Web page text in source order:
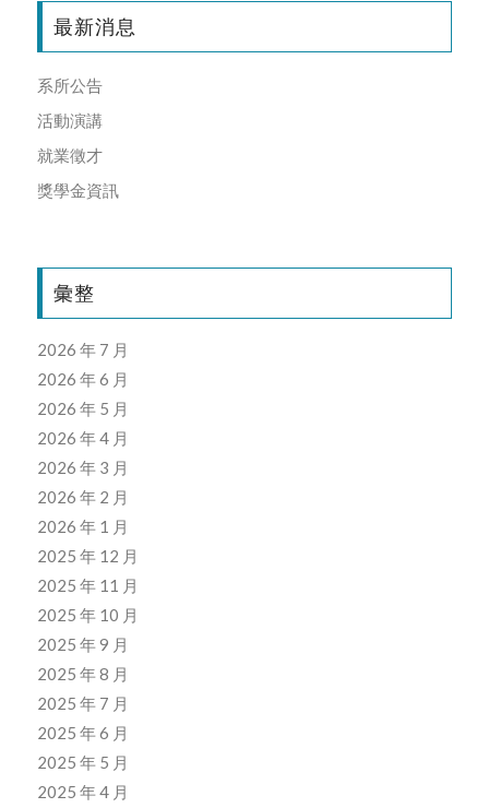
最新消息
系所公告
活動演講
就業徵才
獎學金資訊
彙整
2026 年 7 月
2026 年 6 月
2026 年 5 月
2026 年 4 月
2026 年 3 月
2026 年 2 月
2026 年 1 月
2025 年 12 月
2025 年 11 月
2025 年 10 月
2025 年 9 月
2025 年 8 月
2025 年 7 月
2025 年 6 月
2025 年 5 月
2025 年 4 月